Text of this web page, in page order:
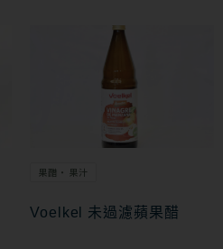
項
果醋・果汁
Voelkel 未過濾蘋果醋